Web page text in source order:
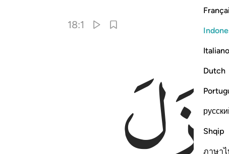
Italiano
Dutch
Shqip
ภาษา
18:1